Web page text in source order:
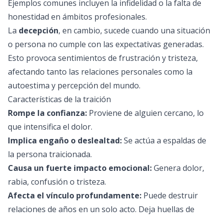
Ejemplos comunes incluyen la infidelidad o la falta de
honestidad en ámbitos profesionales.
La decepción, en cambio, sucede cuando una situación
o persona no cumple con las expectativas generadas.
Esto provoca sentimientos de frustración y tristeza,
afectando tanto las relaciones personales como la
autoestima y percepción del mundo.
Características de la traición
Rompe la confianza: Proviene de alguien cercano, lo
que intensifica el dolor.
Implica engaño o deslealtad:Se actúa a espaldas de
la persona traicionada.
Causa un fuerte impacto emocional:Genera dolor,
rabia, confusión o tristeza.
Afecta el vínculo profundamente: Puede destruir
relaciones de años en un solo acto. Deja huellas de